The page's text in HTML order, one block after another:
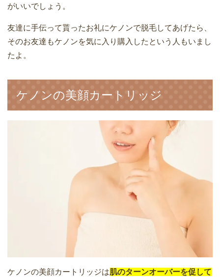
ケノンでI・Oラインも脱毛できる？注意
点と使い方のコツをお伝えします
ワキ毛処理のやり方！自宅でのムダ毛処
実際にケノンを使って脇脱毛してみたよ
家庭用脱毛器ケノンでヒザ下脱毛実体
験！3回目～のムダ毛の状態を写真を使っ
家庭用脱毛器ケノンでヒザ下を脱毛をし
験！3回目～のムダ毛の状態を写真を使っ
て経過観察
ケノンのデメリットと短所｜実際に使っ
てみて思ったこと
ケノンのショット数の違いは何？脱毛効
果はどうなの？効果的な使い方は？
ケノンで脱毛する際に気を付けること｜
起こり得る肌トラブルと回避するコツ
がいいでしょう。
友達に手伝って貰ったお礼にケノンで脱毛してあげたら、
そのお友達もケノンを気に入り購入したという人もいまし
たよ。
ケノンの美顔カートリッジ
ケノンの美顔カートリッジは肌のターンオーバーを促して